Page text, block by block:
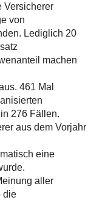
Versicherer
von
Lediglich 20
machen
461 Mal
276 Fällen.
aus dem Vorjahr
eine
aller
die